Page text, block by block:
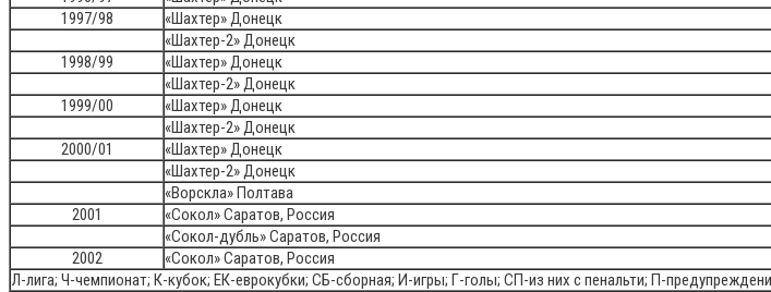
1997/98
«Шахтер» Донецк
«Шахтер-2» Донецк
1998/99
«Шахтер» Донецк
«Шахтер-2» Донецк
1999/00
«Шахтер» Донецк
«Шахтер-2» Донецк
2000/01
«Шахтер» Донецк
«Шахтер-2» Донецк
«Ворскла» Полтава
2001
«Сокол» Саратов, Россия
«Сокол-дубль» Саратов, Россия
2002
«Сокол» Саратов, Россия
Л-лига; Ч-чемпионат; К-кубок; ЕК-еврокубки; СБ-сборная; И-игры; Г-голы; СП-из них с пенальти; П-